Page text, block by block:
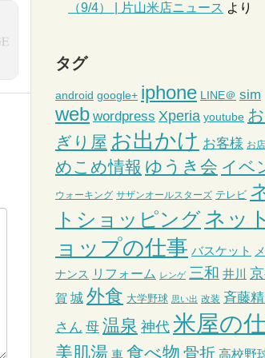
（9/4） | 片山米店ニュース より
タグ
android google+ iphone LINE＠ sim
web wordpress Xperia youtube
ぎり屋 お出かけ お客様 お店
めこめ情報 ゆうき会 イベ
ウォーキング サザンオールスターズ テレビ
トショッピングネッ
ョップの仕事 バスケット
ナンス リフォーム レンゲ 三和 井川
賀 城 外食 大学野球 思い出 改装 斉藤
さん 母 温泉 神代 米屋の
美肌湯 車 食べ物 骨折 高校野